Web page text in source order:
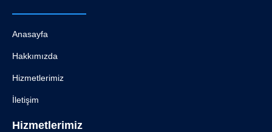
Anasayfa
Hakkımızda
Hizmetlerimiz
İletişim
Hizmetlerimiz